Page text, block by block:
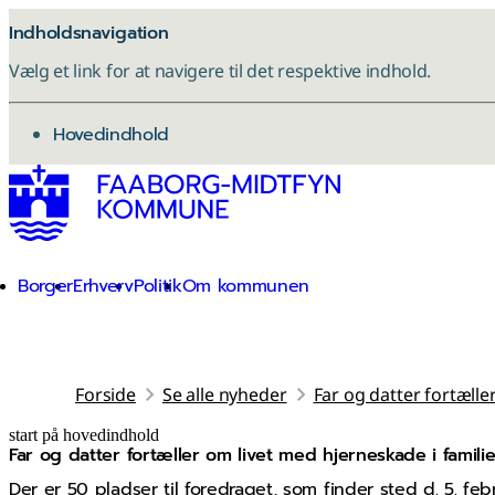
Indholdsnavigation
Vælg et link for at navigere til det respektive indhold.
gå til
Hovedindhold
BorgerErhvervPolitikOm kommunen
Forside Se alle nyheder Far og datter
start på hovedindhold
Far og datter fortæller om livet med hjerneskade i
Der er 50 pladser til foredraget, som finder sted d. 5.
senest opdateret 30. oktober 2025